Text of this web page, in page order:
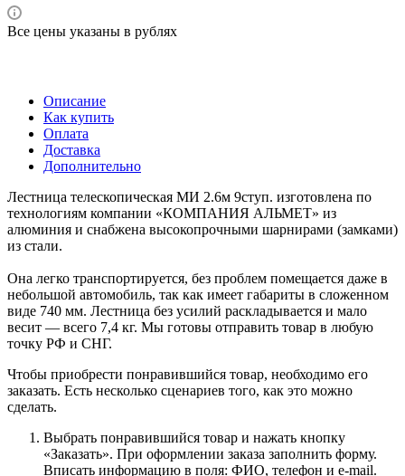
Все цены указаны в рублях
Описание
Как купить
Оплата
Доставка
Дополнительно
Лестница телескопическая МИ 2.6м 9ступ. изготовлена по
технологиям компании «КОМПАНИЯ АЛЬМЕТ» из
алюминия и снабжена высокопрочными шарнирами (замками)
из стали.
Она легко транспортируется, без проблем помещается даже в
небольшой автомобиль, так как имеет габариты в сложенном
виде 740 мм. Лестница без усилий раскладывается и мало
весит — всего 7,4 кг. Мы готовы отправить товар в любую
точку РФ и СНГ.
Чтобы приобрести понравившийся товар, необходимо его
заказать. Есть несколько сценариев того, как это можно
сделать.
Выбрать понравившийся товар и нажать кнопку
«Заказать». При оформлении заказа заполнить форму.
Вписать информацию в поля: ФИО, телефон и e-mail.